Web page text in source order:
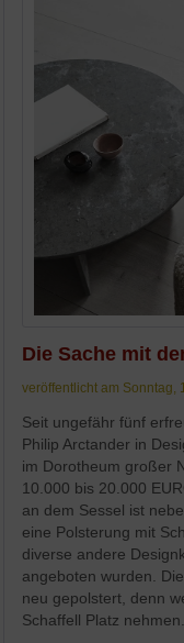
Die Sache mit
veröffentlicht am Sonntag,
Seit ungefähr fünf
Philip Arctander in
im Dorotheum großer
10.000 bis 20.000
an dem Sessel ist
eine Polsterung mit
diverse andere
angeboten wurden.
neu gepolstert, denn
Schaffell Platz nehmen.